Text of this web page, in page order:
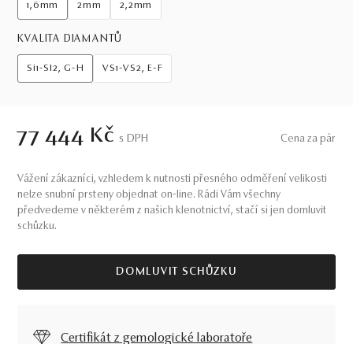
1,6mm 2mm 2,2mm
KVALITA DIAMANTŮ
Si1-SI2, G-H VS1-VS2, E-F
77 444 Kč S DPH Cena za pár
Vážení zákazníci, vzhledem k nutnosti přesného odměření velikosti
nelze snubní prsteny objednat on-line. Rádi Vám všechny
předvedeme v některém z našich klenotnictví, stačí si jen domluvit
schůzku.
DOMLUVIT SCHŮZKU
Certifikát z gemologické laboratoře